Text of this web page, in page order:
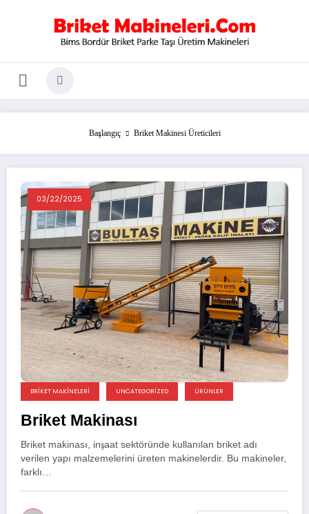
Başlangıç Briket Makinesi Üreticileri
03/22/2025
BRIKET MAKINELERI UNCATEGORIZED ÜRÜNLER
Briket Makinası
Briket makinası, inşaat sektöründe kullanılan briket adı
verilen yapı malzemelerini üreten makinelerdir. Bu makineler,
farklı…